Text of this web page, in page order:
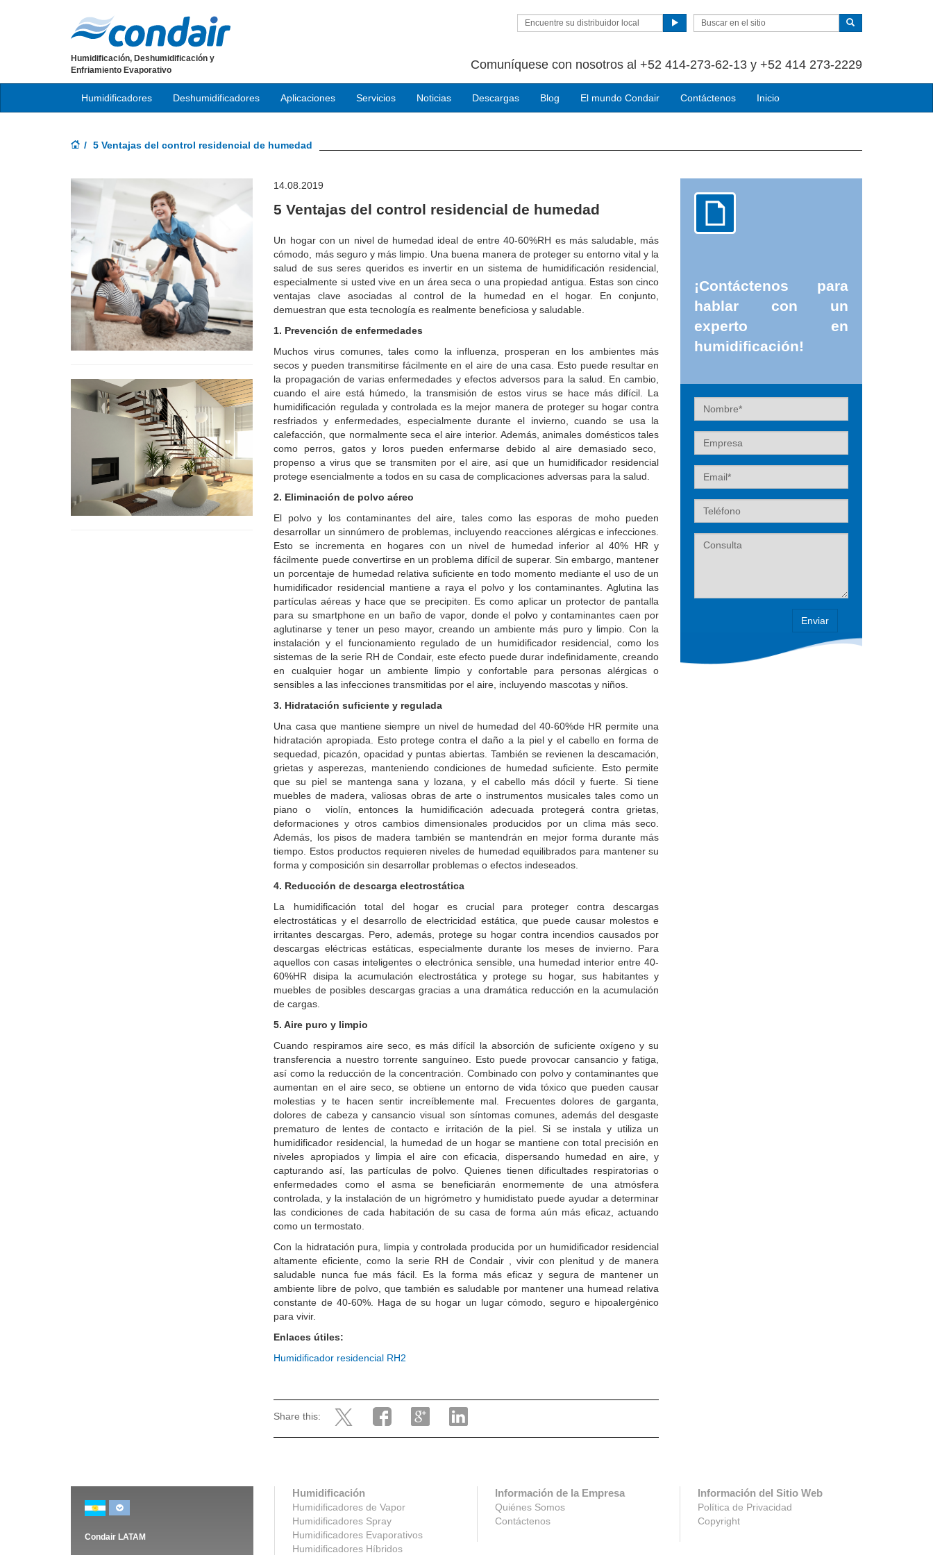
Encuentre su distribuidor local
Comuníquese con nosotros al +52 414-273-62-13 y +52 414 273-2229
Humidificación, Deshumidificación y
Enfriamiento Evaporativo
Humidificadores Deshumidificadores Aplicaciones Servicios Noticias Descargas Blog El mundo Condair Contáctenos Inicio
5 Ventajas del control residencial de humedad
14.08.2019
5 Ventajas del control residencial de humedad
Un hogar con un nivel de humedad ideal de entre 40-60%RH es más saludable, más
cómodo, más seguro y más limpio. Una buena manera de proteger su entorno vital y la
salud de sus seres queridos es invertir en un sistema de humidificación residencial,
especialmente si usted vive en un área seca o una propiedad antigua. Estas son cinco
ventajas clave asociadas al control de la humedad en el hogar. En conjunto,
demuestran que esta tecnología es realmente beneficiosa y saludable.
1. Prevención de enfermedades
Muchos virus comunes, tales como la influenza, prosperan en los ambientes más
secos y pueden transmitirse fácilmente en el aire de una casa. Esto puede resultar en
la propagación de varias enfermedades y efectos adversos para la salud. En cambio,
cuando el aire está húmedo, la transmisión de estos virus se hace más difícil. La
humidificación regulada y controlada es la mejor manera de proteger su hogar contra
resfriados y enfermedades, especialmente durante el invierno, cuando se usa la
calefacción, que normalmente seca el aire interior. Además, animales domésticos tales
como perros, gatos y loros pueden enfermarse debido al aire demasiado seco,
propenso a virus que se transmiten por el aire, así que un humidificador residencial
protege esencialmente a todos en su casa de complicaciones adversas para la salud.
2. Eliminación de polvo aéreo
El polvo y los contaminantes del aire, tales como las esporas de moho pueden
desarrollar un sinnúmero de problemas, incluyendo reacciones alérgicas e infecciones.
Esto se incrementa en hogares con un nivel de humedad inferior al 40% HR y
fácilmente puede convertirse en un problema difícil de superar. Sin embargo, mantener
un porcentaje de humedad relativa suficiente en todo momento mediante el uso de un
humidificador residencial mantiene a raya el polvo y los contaminantes. Aglutina las
partículas aéreas y hace que se precipiten. Es como aplicar un protector de pantalla
para su smartphone en un baño de vapor, donde el polvo y contaminantes caen por
aglutinarse y tener un peso mayor, creando un ambiente más puro y limpio. Con la
instalación y el funcionamiento regulado de un humidificador residencial, como los
sistemas de la serie RH de Condair, este efecto puede durar indefinidamente, creando
en cualquier hogar un ambiente limpio y confortable para personas alérgicas o
sensibles a las infecciones transmitidas por el aire, incluyendo mascotas y niños.
3. Hidratación suficiente y regulada
Una casa que mantiene siempre un nivel de humedad del 40-60%de HR permite una
hidratación apropiada. Esto protege contra el daño a la piel y el cabello en forma de
sequedad, picazón, opacidad y puntas abiertas. También se revienen la descamación,
grietas y asperezas, manteniendo condiciones de humedad suficiente. Esto permite
que su piel se mantenga sana y lozana, y el cabello más dócil y fuerte. Si tiene
muebles de madera, valiosas obras de arte o instrumentos musicales tales como un
piano o violín, entonces la humidificación adecuada protegerá contra grietas,
deformaciones y otros cambios dimensionales producidos por un clima más seco.
Además, los pisos de madera también se mantendrán en mejor forma durante más
tiempo. Estos productos requieren niveles de humedad equilibrados para mantener su
forma y composición sin desarrollar problemas o efectos indeseados.
4. Reducción de descarga electrostática
La humidificación total del hogar es crucial para proteger contra descargas
electrostáticas y el desarrollo de electricidad estática, que puede causar molestos e
irritantes descargas. Pero, además, protege su hogar contra incendios causados por
descargas eléctricas estáticas, especialmente durante los meses de invierno. Para
aquellos con casas inteligentes o electrónica sensible, una humedad interior entre 40-
60%HR disipa la acumulación electrostática y protege su hogar, sus habitantes y
muebles de posibles descargas gracias a una dramática reducción en la acumulación
de cargas.
5. Aire puro y limpio
Cuando respiramos aire seco, es más difícil la absorción de suficiente oxígeno y su
transferencia a nuestro torrente sanguíneo. Esto puede provocar cansancio y fatiga,
así como la reducción de la concentración. Combinado con polvo y contaminantes que
aumentan en el aire seco, se obtiene un entorno de vida tóxico que pueden causar
molestias y te hacen sentir increíblemente mal. Frecuentes dolores de garganta,
dolores de cabeza y cansancio visual son síntomas comunes, además del desgaste
prematuro de lentes de contacto e irritación de la piel. Si se instala y utiliza un
humidificador residencial, la humedad de un hogar se mantiene con total precisión en
niveles apropiados y limpia el aire con eficacia, dispersando humedad en aire, y
capturando así, las partículas de polvo. Quienes tienen dificultades respiratorias o
enfermedades como el asma se beneficiarán enormemente de una atmósfera
controlada, y la instalación de un higrómetro y humidistato puede ayudar a determinar
las condiciones de cada habitación de su casa de forma aún más eficaz, actuando
como un termostato.
Con la hidratación pura, limpia y controlada producida por un humidificador residencial
altamente eficiente, como la serie RH de Condair , vivir con plenitud y de manera
saludable nunca fue más fácil. Es la forma más eficaz y segura de mantener un
ambiente libre de polvo, que también es saludable por mantener una humead relativa
constante de 40-60%. Haga de su hogar un lugar cómodo, seguro e hipoalergénico
para vivir.
Enlaces útiles:
Humidificador residencial RH2
Share this:
¡Contáctenos para
hablar con un
experto en
humidificación!
Nombre
Empresa
Email
Teléfono
Label
Condair LATAM
Humidificación
Humidificadores de Vapor
Humidificadores Spray
Humidificadores Evaporativos
Humidificadores Híbridos
Información de la Empresa
Quiénes Somos
Contáctenos
Información del Sitio Web
Política de Privacidad
Copyright